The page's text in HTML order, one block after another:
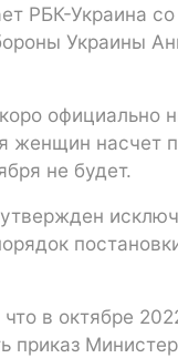
РБК-Украина
Украины
официально
женщин насчет
не будет.
в октябре
приказ